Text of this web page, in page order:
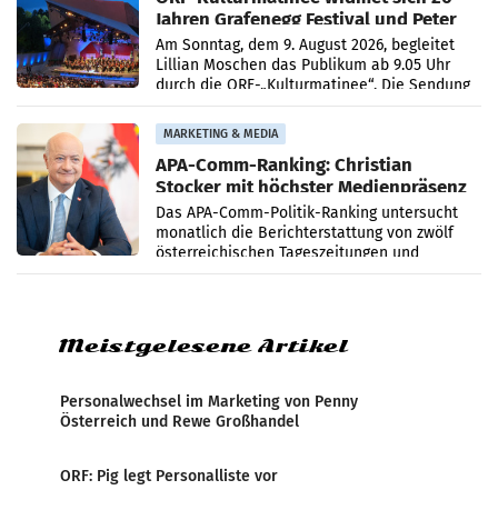
Jahren Grafenegg Festival und Peter
Simonischek
Am Sonntag, dem 9. August 2026, begleitet
Lillian Moschen das Publikum ab 9.05 Uhr
durch die ORF-„Kulturmatinee“. Die Sendung
startet mit der Dokumentation „20 Jahre
Grafenegg
MARKETING & MEDIA
APA-Comm-Ranking: Christian
Stocker mit höchster Medienpräsenz
im Juli
Das APA-Comm-Politik-Ranking untersucht
monatlich die Berichterstattung von zwölf
österreichischen Tageszeitungen und
analysiert, welche Politikerinnen und
Meistgelesene Artikel
Personalwechsel im Marketing von Penny
Österreich und Rewe Großhandel
ORF: Pig legt Personalliste vor